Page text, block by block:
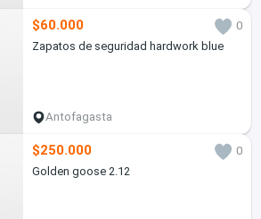
$60.000
0
Zapatos de seguridad hardwork blue
Antofagasta
$250.000
0
Golden goose 2.12